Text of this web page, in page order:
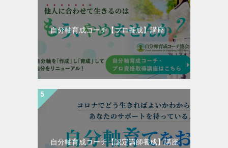
自分軸育成コーチ【プロ養成】講座
自分軸育成コーチ【認定講師養成】講座